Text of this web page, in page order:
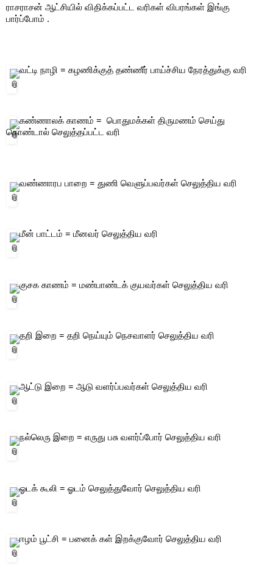
ராசராசன் ஆட்சியில் விதிக்கப்பட்ட வரிகள் விபரங்கள் இங்கு
பார்ப்போம் .
வட்டி நாழி = கழணிக்குத் தண்ணீர் பாய்ச்சிய நேரத்துக்கு வரி
கண்ணாலக் காணம் =  பொதுமக்கள் திருமணம் செய்து
கொண்டால் செலுத்தப்பட்ட வரி
வண்ணாரப பாறை = துணி வெளுப்பவர்கள் செலுத்திய வரி
மீன் பாட்டம் = மீனவர் செலுத்திய வரி
குசக காணம் = மண்பாண்டக் குயவர்கள் செலுத்திய வரி
தறி இறை = தறி நெய்யும் நெசவாளர் செலுத்திய வரி
ஆட்டு இறை = ஆடு வளர்ப்பவர்கள் செலுத்திய வரி
நல்லெரு இறை = எருது பசு வளர்ப்போர் செலுத்திய வரி
ஓடக் கூலி = ஓடம் செலுத்துவோர் செலுத்திய வரி
ஈழம் பூட்சி = பனைக் கள் இறக்குவோர் செலுத்திய வரி